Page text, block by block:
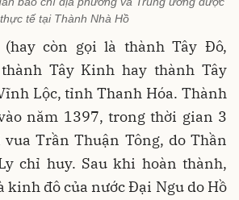
tế tại Thành Nhà Hồ
còn gọi là thành Tây Đô,
Tây Kinh hay thành Tây
Lộc, tỉnh Thanh Hóa. Thành
năm 1397, trong thời gian 3
Trần Thuận Tông, do Thần
chỉ huy. Sau khi hoàn thành,
kinh đô của nước Đại Ngu do Hồ